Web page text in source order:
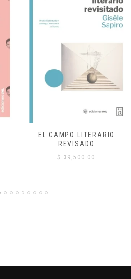
EL CAMPO LITERARIO
REVISADO
$ 39,500.00